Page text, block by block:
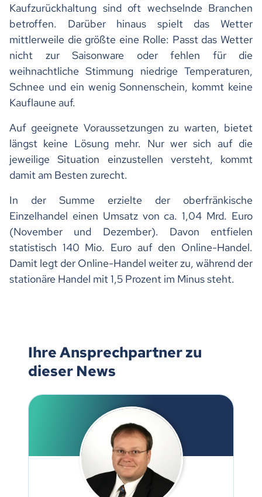
Kaufzurückhaltung sind oft wechselnde Branchen
betroffen. Darüber hinaus spielt das Wetter
mittlerweile die größte eine Rolle: Passt das Wetter
nicht zur Saisonware oder fehlen für die
weihnachtliche Stimmung niedrige Temperaturen,
Schnee und ein wenig Sonnenschein, kommt keine
Kauflaune auf.
Auf geeignete Voraussetzungen zu warten, bietet
längst keine Lösung mehr. Nur wer sich auf die
jeweilige Situation einzustellen versteht, kommt
damit am Besten zurecht.
In der Summe erzielte der oberfränkische
Einzelhandel einen Umsatz von ca. 1,04 Mrd. Euro
(November und Dezember). Davon entfielen
statistisch 140 Mio. Euro auf den Online-Handel.
Damit legt der Online-Handel weiter zu, während der
stationäre Handel mit 1,5 Prozent im Minus steht.
Ihre Ansprechpartner zu
dieser News